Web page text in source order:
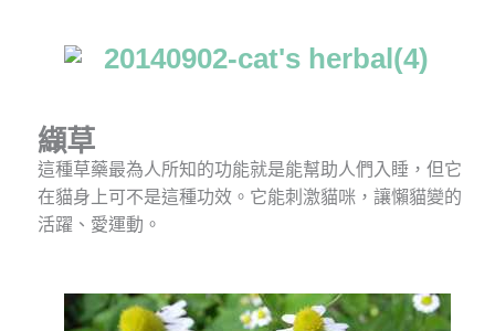
纈草
這種草藥最為人所知的功能就是能幫助人們入睡，但它
在貓身上可不是這種功效。它能刺激貓咪，讓懶貓變的
活躍、愛運動。